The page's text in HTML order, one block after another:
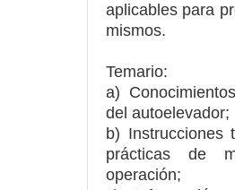
aplicables para
mismos.
Temario:
a)
del autoelevador;
b) Instrucciones
prácticas de
operación;